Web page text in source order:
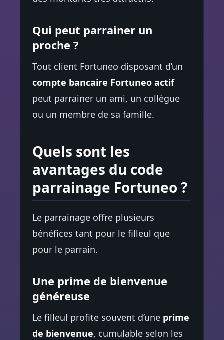
Qui peut parrainer un
proche ?
Tout client Fortuneo disposant d’un
compte bancaire Fortuneo actif
peut parrainer un ami, un collègue
ou un membre de sa famille.
Quels sont les
avantages du code
parrainage Fortuneo ?
Le parrainage offre plusieurs
bénéfices tant pour le filleul que
pour le parrain.
Une prime de bienvenue
généreuse
Le filleul profite souvent d’une prime
de bienvenue, cumulable selon les